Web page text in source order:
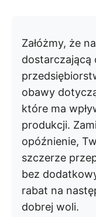
Załóżmy, że
dostarczającą
obawy
które ma
produkcji.
opóźnienie,
szczerze
bez
rabat na
dobrej woli.